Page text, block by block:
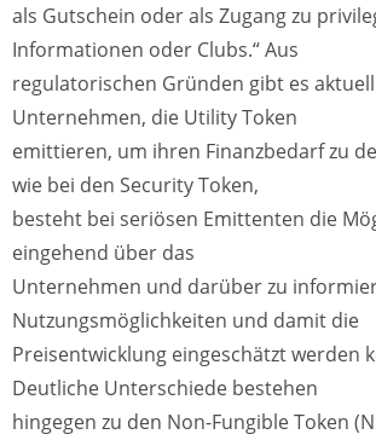
als Gutschein oder als Zugang zu
Informationen oder Clubs.“ Aus
regulatorischen Gründen gibt es
Unternehmen, die Utility Token
emittieren, um ihren Finanzbedarf zu
wie bei den Security Token,
besteht bei seriösen Emittenten die
eingehend über das
Unternehmen und darüber zu
Nutzungsmöglichkeiten und damit die
Preisentwicklung eingeschätzt werden
Deutliche Unterschiede bestehen
hingegen zu den Non-Fungible Token